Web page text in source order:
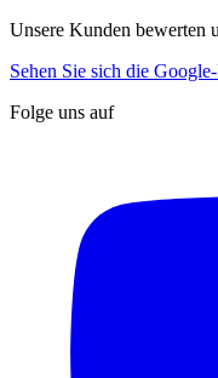
Unsere Kunden bewerten
Sehen Sie sich die
Folge uns auf